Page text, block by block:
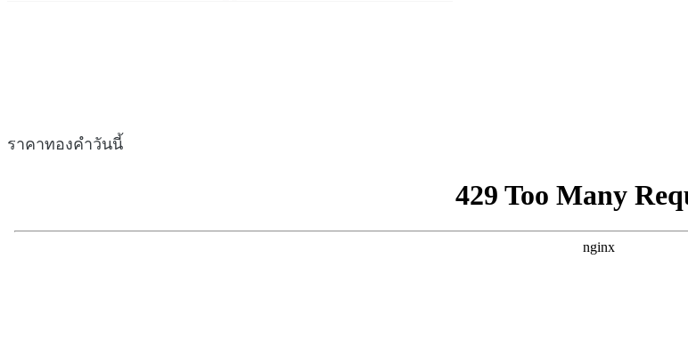
ราคาทองคำวันนี้